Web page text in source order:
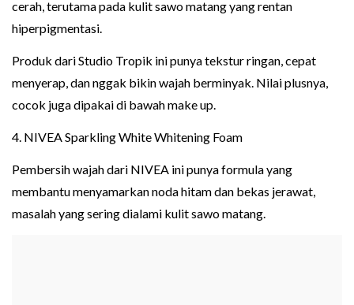
cerah, terutama pada kulit sawo matang yang rentan
hiperpigmentasi.
Produk dari Studio Tropik ini punya tekstur ringan, cepat
menyerap, dan nggak bikin wajah berminyak. Nilai plusnya,
cocok juga dipakai di bawah make up.
4. NIVEA Sparkling White Whitening Foam
Pembersih wajah dari NIVEA ini punya formula yang
membantu menyamarkan noda hitam dan bekas jerawat,
masalah yang sering dialami kulit sawo matang.